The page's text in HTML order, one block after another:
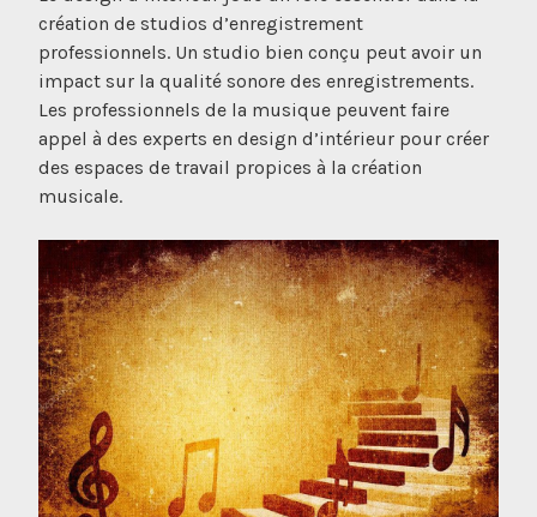
création de studios d’enregistrement
professionnels. Un studio bien conçu peut avoir un
impact sur la qualité sonore des enregistrements.
Les professionnels de la musique peuvent faire
appel à des experts en design d’intérieur pour créer
des espaces de travail propices à la création
musicale.